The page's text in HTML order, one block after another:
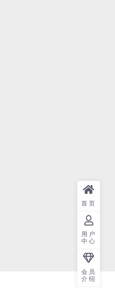
首页
用户
中心
会员
介绍